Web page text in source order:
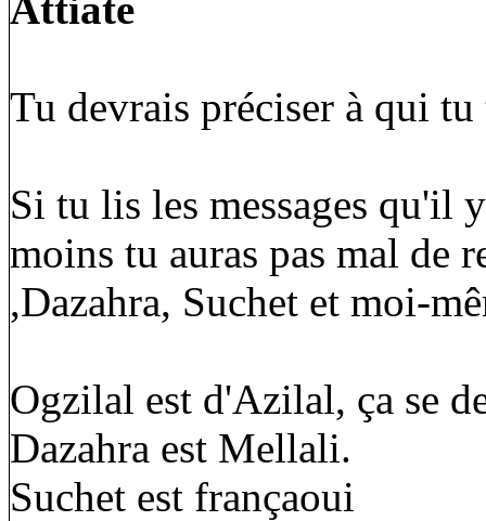
Tu devrais préciser à qui tu
Si tu lis les messages qu'il
moins tu auras pas mal de
,Dazahra, Suchet et moi-
Ogzilal est d'Azilal, ça se
Dazahra est Mellali.
Suchet est françaoui